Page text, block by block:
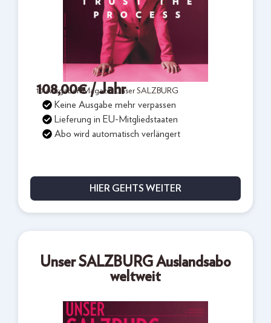
108,00€ / Jahr
10 Ausgaben Magazin Unser SALZBURG
Keine Ausgabe mehr verpassen
Lieferung in EU-Mitgliedstaaten
Abo wird automatisch verlängert
HIER GEHTS WEITER
Unser SALZBURG Auslandsabo
weltweit